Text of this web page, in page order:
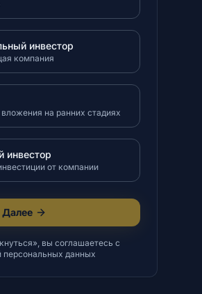
инвестор
компания
на ранних стадиях
инвестор
от компании
Далее
вы соглашаетесь с
персональных данных